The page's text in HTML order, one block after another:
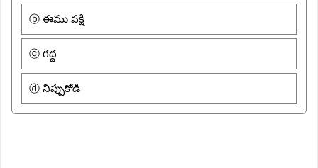
ⓑ ఈము పక్షి
ⓒ గద్ద
ⓓ నిప్పుకోడి